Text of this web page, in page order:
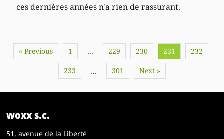
ces dernières années n'a rien de rassurant.
« Previous 1 … 229 230 231 232
233 … 301 Next »
woxx s.c.
51, avenue de la Liberté